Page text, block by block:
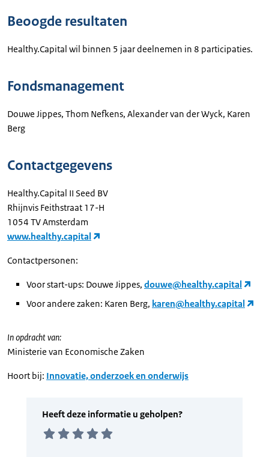
Beoogde resultaten
Healthy.Capital wil binnen 5 jaar deelnemen in 8 participaties.
Fondsmanagement
Douwe Jippes, Thom Nefkens, Alexander van der Wyck, Karen
Berg
Contactgegevens
Healthy.Capital II Seed BV
Rhijnvis Feithstraat 17-H
1054 TV Amsterdam
www.healthy.capital
Contactpersonen:
Voor start-ups: Douwe Jippes, douwe@healthy.capital
Voor andere zaken: Karen Berg, karen@healthy.capital
In opdracht van:
Ministerie van Economische Zaken
Hoort bij: Innovatie, onderzoek en onderwijs